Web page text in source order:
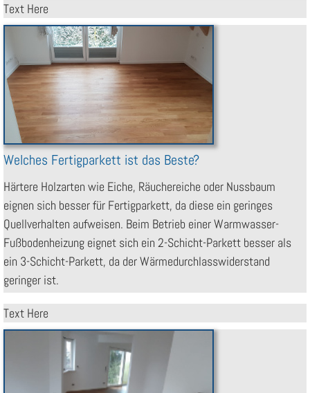
Text Here
Welches Fertigparkett ist das Beste?
Härtere Holzarten wie Eiche, Räuchereiche oder Nussbaum
eignen sich besser für Fertigparkett, da diese ein geringes
Quellverhalten aufweisen. Beim Betrieb einer Warmwasser-
Fußbodenheizung eignet sich ein 2-Schicht-Parkett besser als
ein 3-Schicht-Parkett, da der Wärmedurchlasswiderstand
geringer ist.
Text Here